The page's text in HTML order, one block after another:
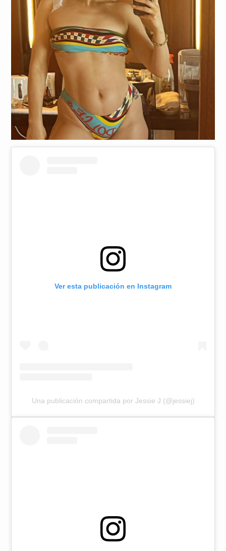
Ver esta publicación en Instagram
Una publicación compartida por Jessie J (@jessiej)